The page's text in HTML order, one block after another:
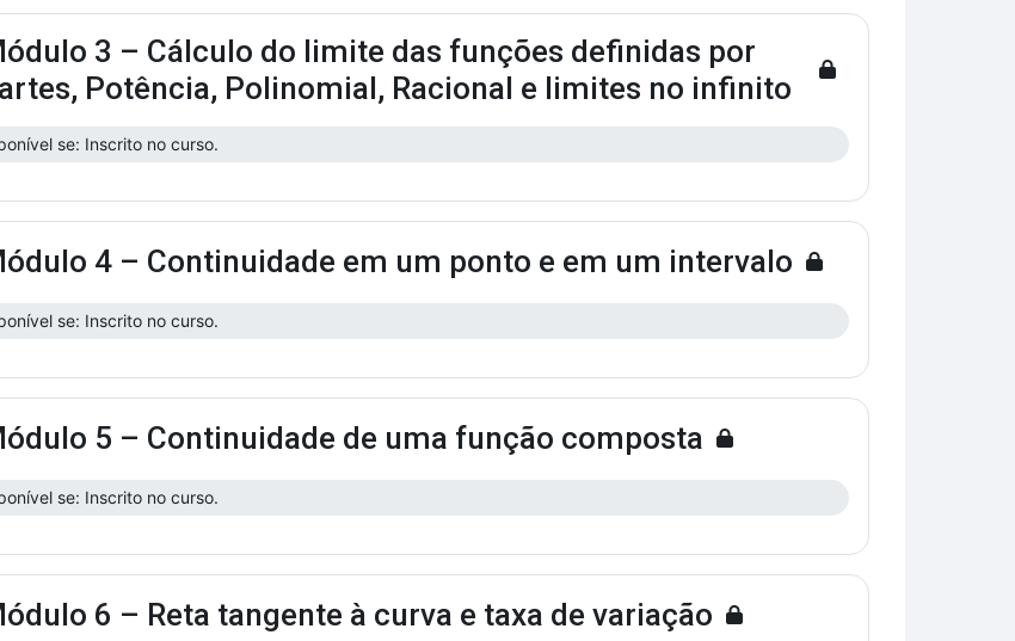
3 – Cálculo do limite das funções definidas por
Potência, Polinomial, Racional e limites no infinito
se: Inscrito no curso.
4 – Continuidade em um ponto e em um intervalo
se: Inscrito no curso.
5 – Continuidade de uma função composta
se: Inscrito no curso.
6 – Reta tangente à curva e taxa de variação